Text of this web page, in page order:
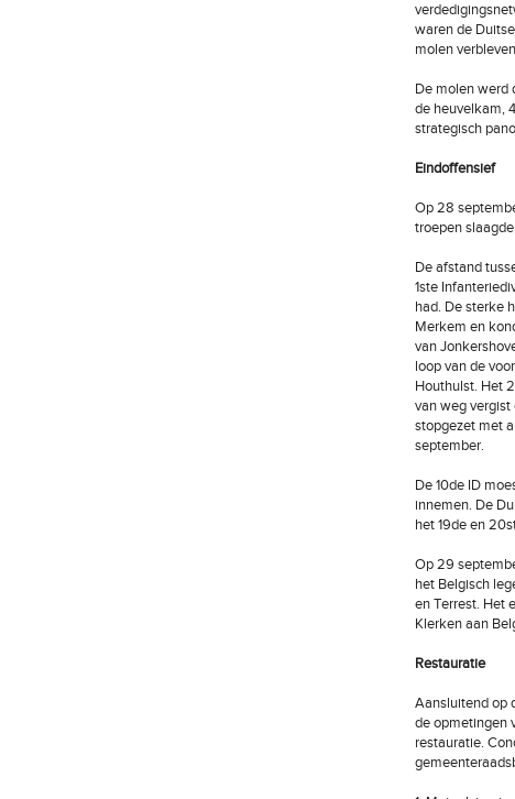
waren de
molen
De molen werd
de heuvelkam,
strategisch
Eindoffensief
Op 28
troepen
De afstand
1ste
had. De sterke
Merkem en
van
loop van de
Houthulst. Het
van weg vergist
stopgezet met
september.
De 10de ID
innemen. De
het 19de en
Op 29
het Belgisch
en Terrest. Het
Klerken aan
Restauratie
Aansluitend op
de opmetingen
restauratie.